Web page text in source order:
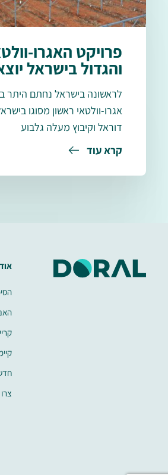
פרויקט האגרו-
והגדול בישראל
לראשונה בישראל נחתם היתר
אגרו-וולטאי ראשון מסוגו
דוראל וקיבוץ מעלה גלבוע
קרא עוד